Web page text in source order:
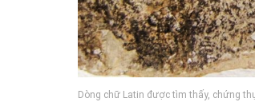
Dòng chữ Latin được tìm thấy, chứng